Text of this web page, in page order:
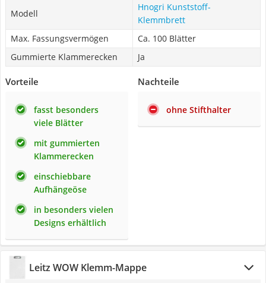
Modell
Hnogri Kunststoff-
Klemmbrett
Max. Fassungsvermögen
Ca. 100 Blätter
Gummierte Klammerecken
Ja
Vorteile
fasst besonders
viele Blätter
mit gummierten
Klammerecken
einschiebbare
Aufhängeöse
in besonders vielen
Designs erhältlich
Nachteile
ohne Stifthalter
Leitz WOW Klemm-Mappe